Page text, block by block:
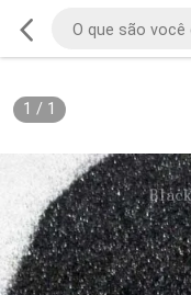
1 / 1